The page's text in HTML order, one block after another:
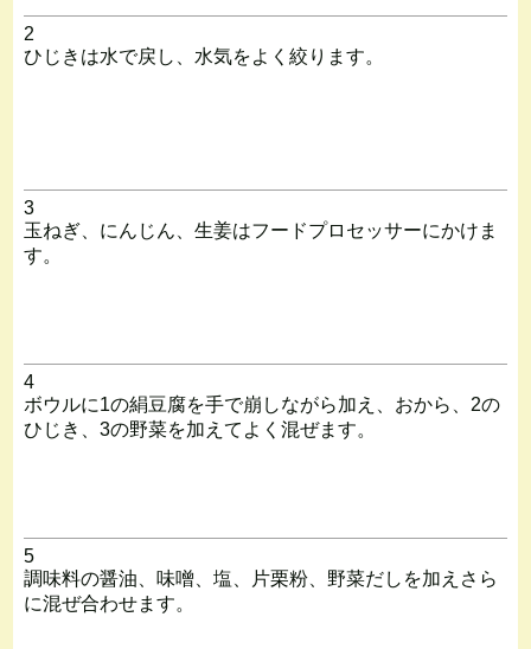
2
ひじきは水で戻し、水気をよく絞ります。
3
玉ねぎ、にんじん、生姜はフードプロセッサーにかけま
す。
4
ボウルに1の絹豆腐を手で崩しながら加え、おから、2の
ひじき、3の野菜を加えてよく混ぜます。
5
調味料の醤油、味噌、塩、片栗粉、野菜だしを加えさら
に混ぜ合わせます。